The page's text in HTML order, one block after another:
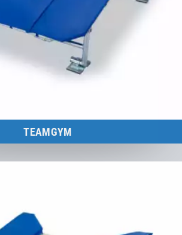
TEAMGYM
Showgruppen